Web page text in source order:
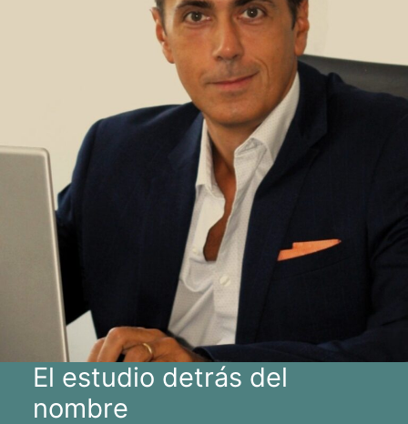
El estudio detrás del
nombre